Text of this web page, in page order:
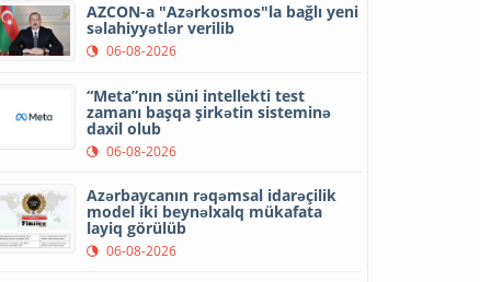
AZCON-a "Azərkosmos"la bağlı yeni
səlahiyyətlər verilib
06-08-2026
“Meta”nın süni intellekti test
zamanı başqa şirkətin sisteminə
daxil olub
06-08-2026
Azərbaycanın rəqəmsal idarəçilik
model iki beynəlxalq mükafata
layiq görülüb
06-08-2026